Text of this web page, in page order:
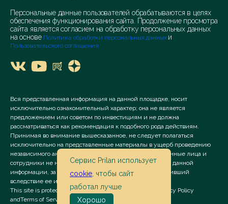
Персональные данные пользователей обрабатываются в целях
обеспечения функционирования сайта. Продолжение просмотра
сайта является согласием на обработку персональных данных
на основе Политика обработки персональных данных и
Пользовательского соглашения
Вся представленная информация на данной площадке, носит
исключительно ознакомительный характер; она не является
предложением или советом по инвестициям и не должна
рассматриваться как рекомендация к подобного рода действиям.
Принимая во внимание вышесказанное, не следует полагаться
исключительно на представленные материалы в ущерб проведению
независимого анализа. Сервис «Prilan» его аффилированные лица и
сотрудники не несут ответственности за использование данной
информации, за прямой или косвенный ущерб, наступивший
вследствие ее использования.
This site is protected by reCAPTCHA and the Google
Privacy Policy
andTerms of Service apply.
Сервис Prilan использует
cookie , чтобы сайт
работал лучше
Хорошо